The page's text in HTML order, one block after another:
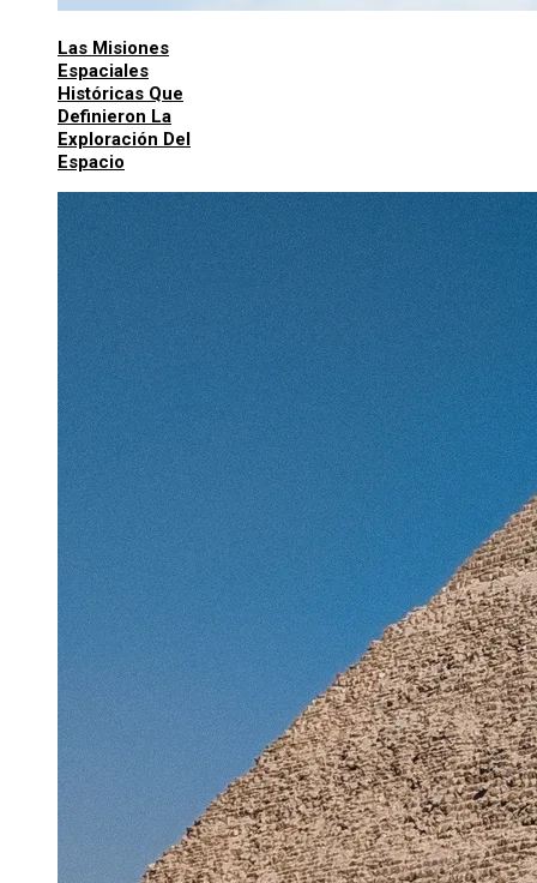
Las Misiones
Espaciales
Históricas Que
Definieron La
Exploración Del
Espacio